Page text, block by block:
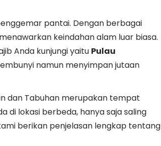
pantai. Dengan berbagai
keindahan alam luar biasa.
Anda kunjungi yaitu Pulau
namun menyimpan jutaan
dan Tabuhan merupakan tempat
di lokasi berbeda, hanya saja saling
berikan penjelasan lengkap tentang